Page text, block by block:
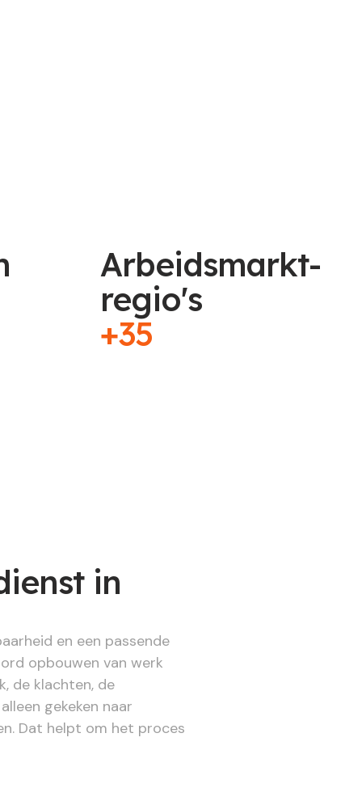
Arbeidsmarkt-
regio's
+35
in
en een passende
opbouwen van werk
de klachten, de
gekeken naar
Dat helpt om het proces